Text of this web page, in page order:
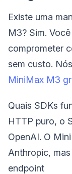
Existe uma
M3? Sim.
comprometer
sem custo.
MiniMax M3
Quais SDKs
HTTP puro, o
OpenAI. O
Anthropic,
endpoint